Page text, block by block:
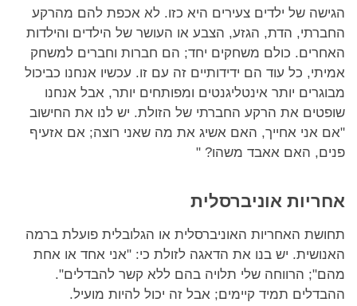
הגישה של ילדים צעירים היא כזו. לא אכפת להם מהרקע
החברתי, הדת, הגזע, הצבע או העושר של הילדים והילדות
האחרים. כולם משחקים יחד; הם חברות וחברים למשחק
אמיתי, כל עוד הם ידידותיים זה עם זו. עכשיו אנחנו כביכול
מבוגרים יותר אינטליגנטים ומפותחים יותר, אבל אנחנו
שופטים את הרקע החברתי של הזולת. יש לנו את החישוב
"אם אני אחייך, האם אשיג את מה שאני רוצה; אם אזעיף
פנים, האם אאבד משהו? "
אחריות אוניברסלית
תחושת האחריות האוניברסלית או הגלובלית פועלת ברמה
האנושית. יש בנו את הדאגה לזולת כי: "אני אחד או אחת
מהם"; הרווחה שלי תלויה בהם ללא קשר להבדלים".
ההבדלים תמיד קיימים; אבל זה יכול להיות מועיל.